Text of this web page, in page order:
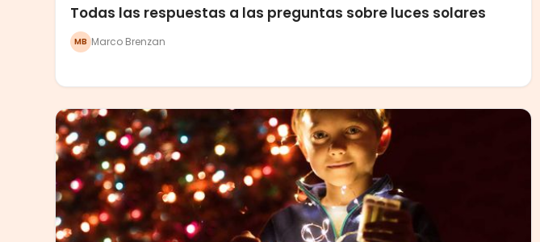
Todas las respuestas a las preguntas sobre luces solares
MB Marco Brenzan